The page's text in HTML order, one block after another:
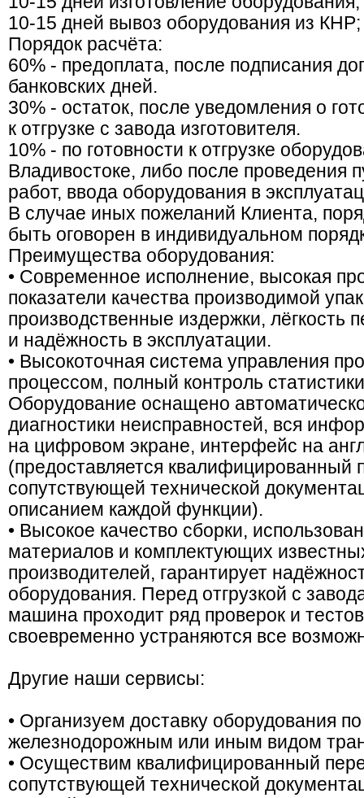
10-15 дней вывоз оборудования из КНР;
Порядок расчёта:
60% - предоплата, после подписания
банковских дней.
30% - остаток, после уведомления о
к отгрузке с завода изготовителя.
10% - по готовности к отгрузке
Владивостоке, либо после проведения
работ, ввода оборудования в
В случае иных пожеланий Клиента,
быть оговорен в индивидуальном
Преимущества оборудования:
• Современное исполнение, высокая
показатели качества производимой
производственные издержки, лёгкость
и надёжность в эксплуатации.
• Высокоточная система управления
процессом, полный контроль
Оборудование оснащено
диагностики неисправностей, вся
на цифровом экране, интерфейс на
(предоставляется квалифицированный
сопутствующей технической
описанием каждой функции).
• Высокое качество сборки,
материалов и комплектующих
производителей, гарантирует
оборудования. Перед отгрузкой с
машина проходит ряд проверок и
своевременно устраняются все
Другие наши сервисы:
• Организуем доставку оборудования
железнодорожным или иным видом
• Осуществим квалифицированный
сопутствующей технической